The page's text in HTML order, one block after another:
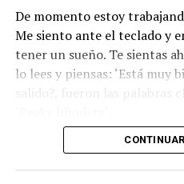
De momento estoy
Me siento ante el teclado y
tener un sueño. Te sientas
lo lees y piensas: ‘Está muy